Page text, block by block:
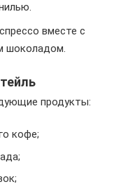
вместе с
шоколадом.
продукты:
кофе;